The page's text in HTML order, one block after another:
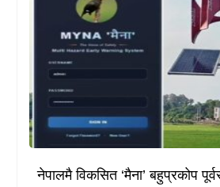
नेपालमै विकसित ‘मैना’ बहुप्रकोप